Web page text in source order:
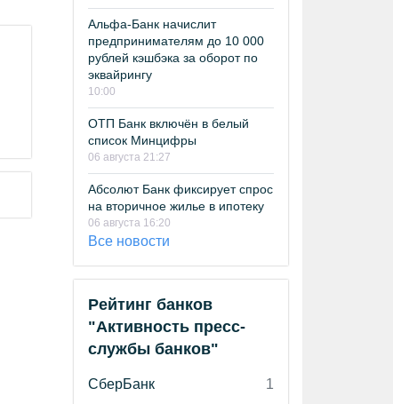
Альфа-Банк начислит
предпринимателям до 10 000
рублей кэшбэка за оборот по
эквайрингу
10:00
ОТП Банк включён в белый
список Минцифры
06 августа 21:27
Абсолют Банк фиксирует спрос
на вторичное жилье в ипотеку
06 августа 16:20
Все новости
Рейтинг банков
"Активность пресс-
службы банков"
СберБанк
1